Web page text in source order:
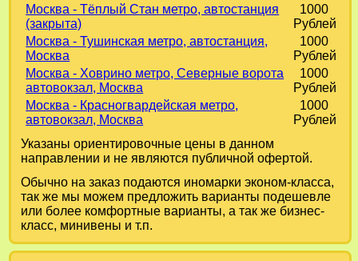
Москва - Тёплый Стан метро, автостанция
(закрыта)
1000
Рублей
Москва - Тушинская метро, автостанция,
Москва
1000
Рублей
Москва - Ховрино метро, Северные ворота
автовокзал, Москва
1000
Рублей
Москва - Красногвардейская метро,
автовокзал, Москва
1000
Рублей
Указаны ориентировочные цены в данном
направлении и не являются публичной офертой.
Обычно на заказ подаются иномарки эконом-класса,
так же мы можем предложить варианты подешевле
или более комфортные варианты, а так же бизнес-
класс, минивены и т.п.